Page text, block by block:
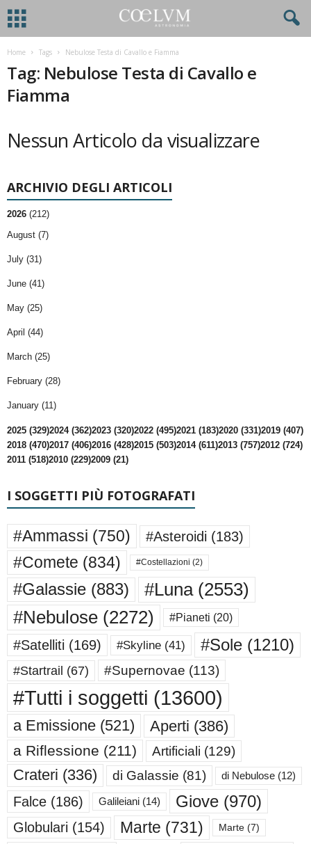
Home Tags Nebulose Testa di Cavallo e Fiamma
Tag: Nebulose Testa di Cavallo e
Fiamma
Nessun Articolo da visualizzare
ARCHIVIO DEGLI ARTICOLI
2026 (212)
August (7)
July (31)
June (41)
May (25)
April (44)
March (25)
February (28)
January (11)
2025 (329)2024 (362)2023 (320)2022 (495)2021 (183)2020 (331)2019 (407)
2018 (470)2017 (406)2016 (428)2015 (503)2014 (611)2013 (757)2012 (724)
2011 (518)2010 (229)2009 (21)
I SOGGETTI PIÙ FOTOGRAFATI
#Ammassi (750) #Asteroidi (183)
#Comete (834) #Costellazioni (2)
#Galassie (883) #Luna(2553)
#Nebulose (2272) #Pianeti (20)
#Satelliti (169) #Skyline (41) #Sole (1210)
#Startrail (67) #Supernovae (113)
#Tutti i soggetti (13600)
a Emissione (521) Aperti (386)
a Riflessione (211) Artificiali (129)
Crateri (336) di Galassie (81) di Nebulose (12)
Falce (186) Galileiani (14) Giove (970)
Globulari (154) Marte (731) Marte (7)